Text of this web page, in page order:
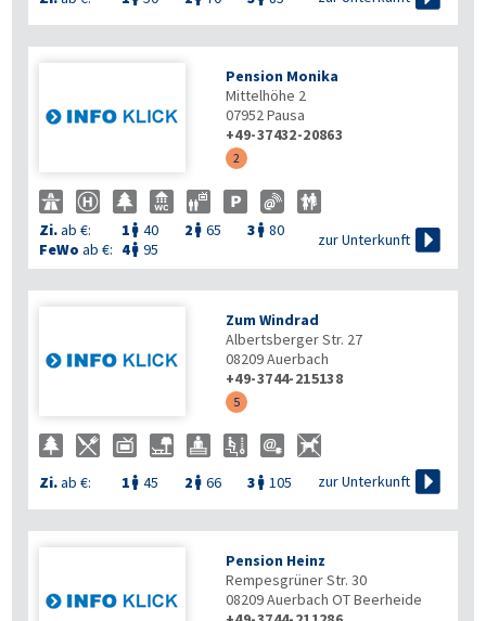
Pension Monika
Mittelhöhe 2
07952Pausa
+49-37432-20863
2
Zi.ab €: 1  40 2  65 3  80
FeWo ab €: 4 95
zur Unterkunft 
Zum Windrad
Albertsberger Str. 27
08209Auerbach
+49-3744-215138
5
Zi.ab €: 1  45 2  66 3  105 zur Unterkunft 
Pension Heinz
Rempesgrüner Str. 30
08209Auerbach OT Beerheide